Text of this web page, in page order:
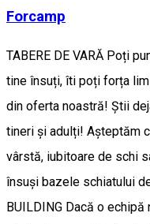
Forcamp
TABERE DE VARĂ Poți
tine însuți, îti poți forța
din oferta noastră! Știi
tineri și adulți! Așteptăm
vârstă, iubitoare de schi
însuși bazele schiatului
BUILDING Dacă o